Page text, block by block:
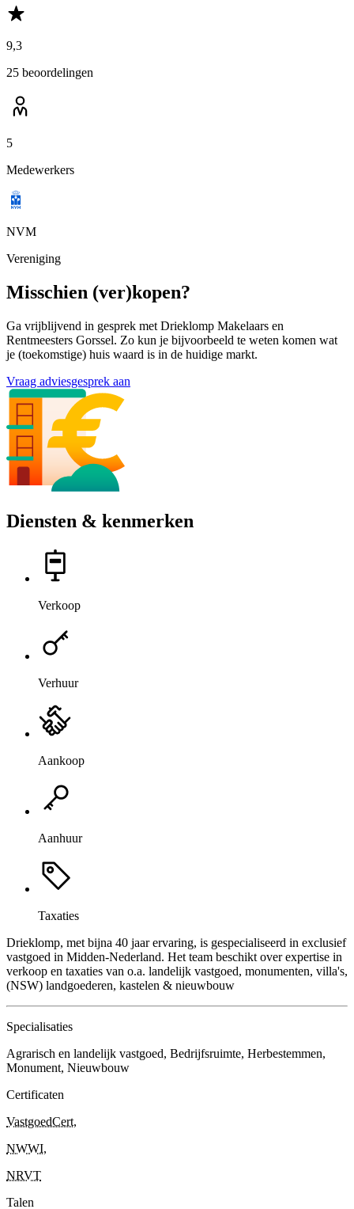
9,3
25 beoordelingen
5
Medewerkers
NVM
Vereniging
Misschien (ver)kopen?
Ga vrijblijvend in gesprek met Drieklomp Makelaars en
Rentmeesters Gorssel. Zo kun je bijvoorbeeld te weten komen wat
je (toekomstige) huis waard is in de huidige markt.
Vraag adviesgesprek aan
Diensten & kenmerken
Verkoop
Verhuur
Aankoop
Aanhuur
Taxaties
Drieklomp, met bijna 40 jaar ervaring, is gespecialiseerd in exclusief
vastgoed in Midden-Nederland. Het team beschikt over expertise in
verkoop en taxaties van o.a. landelijk vastgoed, monumenten, villa's,
(NSW) landgoederen, kastelen & nieuwbouw
Specialisaties
Agrarisch en landelijk vastgoed, Bedrijfsruimte, Herbestemmen,
Monument, Nieuwbouw
Certificaten
VastgoedCert,
NWWI,
NRVT
Talen